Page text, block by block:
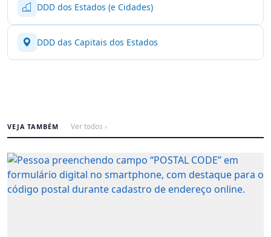
DDD dos Estados (e Cidades)
DDD das Capitais dos Estados
VEJA TAMBÉM Ver todos ›